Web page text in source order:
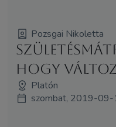
Pozsgai Nikoletta
hogy
Platón
szombat, 2019-